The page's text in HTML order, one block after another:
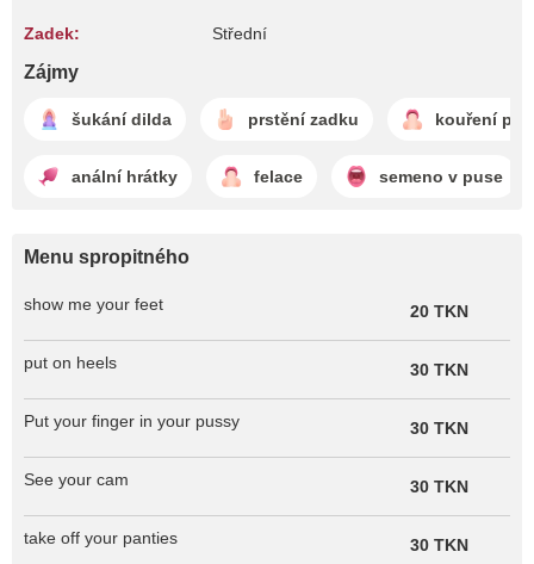
Zadek: Střední
Zájmy
šukání dilda prstění zadku kouření
anální hrátky felace semeno v puse
Menu spropitného
show me your feet 20 TKN
put on heels 30 TKN
Put your finger in your pussy 30 TKN
See your cam 30 TKN
take off your panties 30 TKN